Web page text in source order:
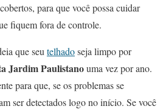
para que você possa cuidar
fiquem fora de controle.
que seu telhadoseja limpo por
Jardim Paulistanouma vez por ano.
para que, se os problemas se
ser detectados logo no início. Se você